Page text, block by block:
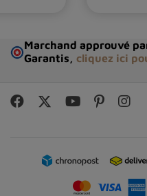
Marchand approuvé
Garantis, cliquez ici